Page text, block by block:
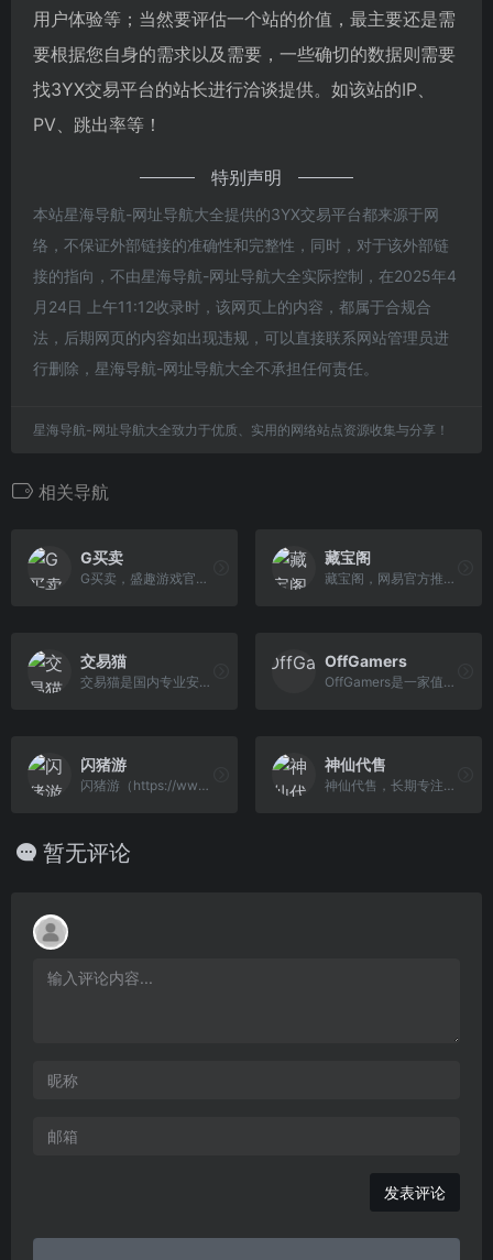
用户体验等；当然要评估一个站的价值，最主要还是需
要根据您自身的需求以及需要，一些确切的数据则需要
找3YX交易平台的站长进行洽谈提供。如该站的IP、
PV、跳出率等！
特别声明
本站星海导航-网址导航大全提供的3YX交易平台都来源于网
络，不保证外部链接的准确性和完整性，同时，对于该外部链
接的指向，不由星海导航-网址导航大全实际控制，在2025年4
月24日 上午11:12收录时，该网页上的内容，都属于合规合
法，后期网页的内容如出现违规，可以直接联系网站管理员进
行删除，星海导航-网址导航大全不承担任何责任。
星海导航-网址导航大全致力于优质、实用的网络站点资源收集与分享！
相关导航
G买卖
G买卖，盛趣游戏官方授权游戏交易平台，为游戏玩家提供安全可靠、方便快捷的游戏账号、装备、道具、游戏币、盛趣游戏点券、首充号、代练等网游交易服 务。
藏宝阁
藏宝阁，网易官方推出的网络游戏交易平台，为玩家提供梦幻西游,梦幻手游,阴阳师,大话西游,大话手游,逆水寒,率土之滨,荒野行动等游戏虚拟物品交易,手游交易,账号交易,游戏币交易,装备交易等服务。买号卖号选装备，上网易游戏藏宝阁。
交易猫
交易猫是国内专业安全的手游交易平台，提供网游交易、账号估值、淘手游账号、装备道具交易、买号卖号、游戏代练、苹果代充值、游戏充值、首充号等服务，手游交易就上交易猫官网！
OffGamers
OffGamers是一家值得信赖的在线数字游戏商店网站，提供200多种有价代金券/卡的销售，其实这个网站主要是兑换游戏点卡之类的网站。OffGamers可以在线安全使用PayPal，信用卡，代金券等购买礼品卡，游戏卡和PC游戏cd key。
闪猪游
闪猪游（https://www.shanzhuyou.com）游戏账号交易平台是国内专业安全的手游账号交易平台，提供游戏交易平台,游戏账号买卖,游戏账号出售,游戏账号回 收,手游账号交易,账号出售，安全保证,找回包赔,无后顾之忧；手游账号交易就来闪猪游！专业的游戏账号交易平台，为您的每一笔交易保驾护航
神仙代售
神仙代售，长期专注于账号交易多年，具有完整的交易流程以及处理找回售后的经验，旨在打造最安全账号交易平台。
暂无评论
发表评论